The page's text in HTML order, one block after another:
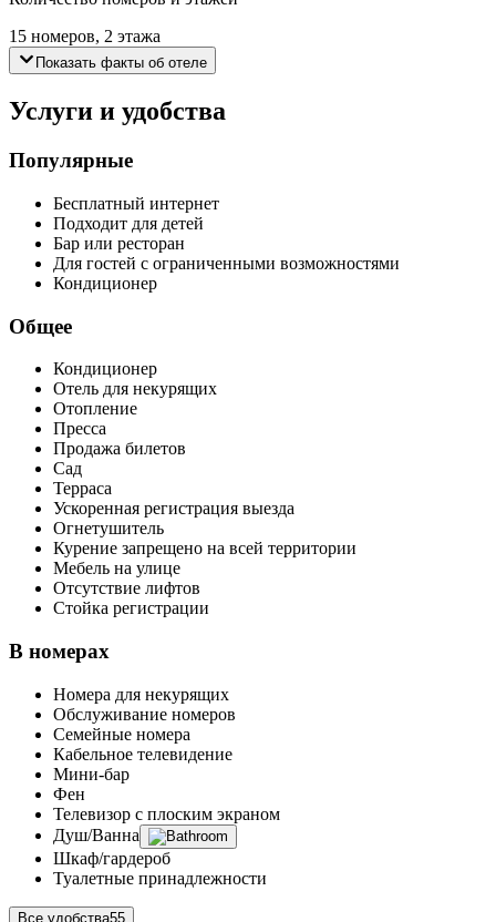
15 номеров, 2 этажа
Показать факты об отеле
Услуги и удобства
Популярные
Бесплатный интернет
Подходит для детей
Бар или ресторан
Для гостей с ограниченными возможностями
Кондиционер
Общее
Кондиционер
Отель для некурящих
Отопление
Пресса
Продажа билетов
Сад
Терраса
Ускоренная регистрация выезда
Огнетушитель
Курение запрещено на всей территории
Мебель на улице
Отсутствие лифтов
Стойка регистрации
В номерах
Номера для некурящих
Обслуживание номеров
Семейные номера
Кабельное телевидение
Мини-бар
Фен
Телевизор с плоским экраном
Душ/Ванна
Шкаф/гардероб
Туалетные принадлежности
Все удобства55